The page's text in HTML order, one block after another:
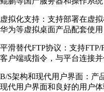
虚拟化支持：支持部署在虚
华为等虚拟桌面产品配套使用
平滑替代FTP协议：支持FTP/
客户端或指令，与平台连接并
B/S架构和现代用户界面：产
现代用户界面和良好的用户